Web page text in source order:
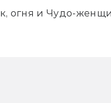
огня и Чудо-